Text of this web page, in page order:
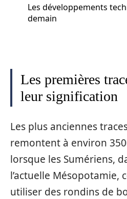
Les développements
demain
Les premières
leur signification
Les plus anciennes
remontent à environ
lorsque les Sumériens,
l’actuelle Mésopotamie,
utiliser des rondins de